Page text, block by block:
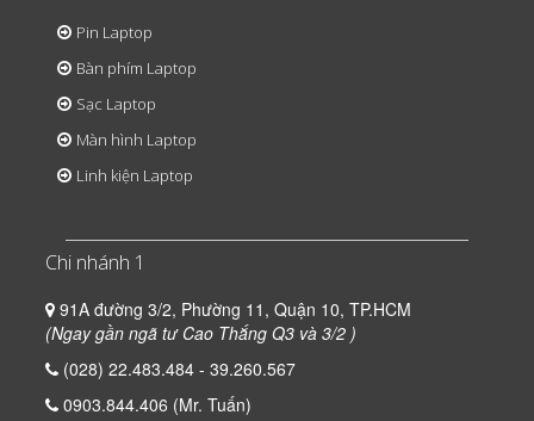
Pin Laptop
Bàn phím Laptop
Sạc Laptop
Màn hình Laptop
Linh kiện Laptop
Chi nhánh 1
91A đường 3/2, Phường 11, Quận 10, TP.HCM
(Ngay gần ngã tư Cao Thắng Q3 và 3/2 )
(028) 22.483.484 - 39.260.567
0903.844.406 (Mr. Tuấn)